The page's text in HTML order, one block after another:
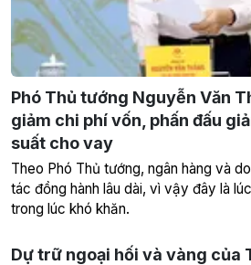
Phó Thủ tướng Nguyễn Văn
giảm chi phí vốn, phấn đấu
suất cho vay
Theo Phó Thủ tướng, ngân hàng và
tác đồng hành lâu dài, vì vậy đây là
trong lúc khó khăn.
Dự trữ ngoại hối và vàng của